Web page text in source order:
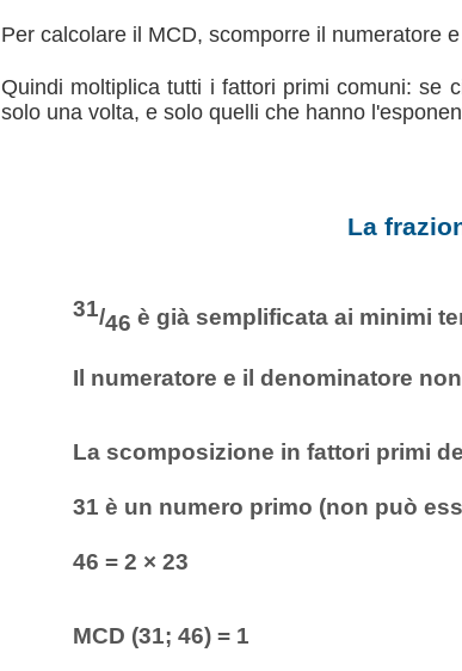
Per calcolare il MCD, scomporre il numeratore
Quindi moltiplica tutti i fattori primi comuni: se
solo una volta, e solo quelli che hanno
La
31/46 è già semplificata ai minimi
Il numeratore e il denominatore
La scomposizione in fattori primi
31 è un numero primo (non può
46 = 2 × 23
MCD (31; 46) = 1